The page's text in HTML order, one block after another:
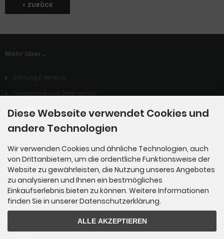
ZURÜCK
Mehr über...
Zahlung & Versand
Privatsphäre und Datenschutz
Unsere AGB
Impressum
Cookie Einstellungen
Informationen
Diese Webseite verwendet Cookies und
andere Technologien
Wir verwenden Cookies und ähnliche Technologien, auch
von Drittanbietern, um die ordentliche Funktionsweise der
Website zu gewährleisten, die Nutzung unseres Angebotes
zu analysieren und Ihnen ein bestmögliches
Einkaufserlebnis bieten zu können. Weitere Informationen
finden Sie in unserer Datenschutzerklärung.
ALLE AKZEPTIEREN